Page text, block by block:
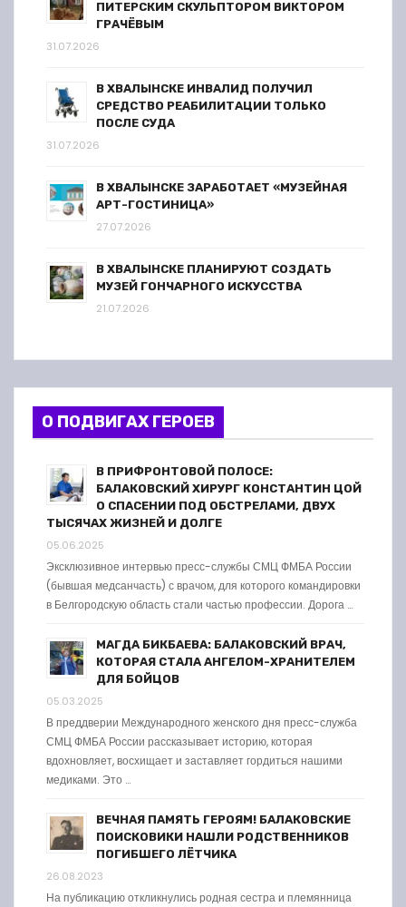
ПИТЕРСКИМ СКУЛЬПТОРОМ ВИКТОРОМ
ГРАЧЁВЫМ
31.07.2026
В ХВАЛЫНСКЕ ИНВАЛИД ПОЛУЧИЛ
СРЕДСТВО РЕАБИЛИТАЦИИ ТОЛЬКО
ПОСЛЕ СУДА
31.07.2026
В ХВАЛЫНСКЕ ЗАРАБОТАЕТ «МУЗЕЙНАЯ
АРТ-ГОСТИНИЦА»
27.07.2026
В ХВАЛЫНСКЕ ПЛАНИРУЮТ СОЗДАТЬ
МУЗЕЙ ГОНЧАРНОГО ИСКУССТВА
21.07.2026
О ПОДВИГАХ ГЕРОЕВ
В ПРИФРОНТОВОЙ ПОЛОСЕ:
БАЛАКОВСКИЙ ХИРУРГ КОНСТАНТИН ЦОЙ
О СПАСЕНИИ ПОД ОБСТРЕЛАМИ, ДВУХ
ТЫСЯЧАХ ЖИЗНЕЙ И ДОЛГЕ
05.06.2025
Эксклюзивное интервью пресс-службы СМЦ ФМБА России
(бывшая медсанчасть) с врачом, для которого командировки
в Белгородскую область стали частью профессии. Дорога …
МАГДА БИКБАЕВА: БАЛАКОВСКИЙ ВРАЧ,
КОТОРАЯ СТАЛА АНГЕЛОМ-ХРАНИТЕЛЕМ
ДЛЯ БОЙЦОВ
05.03.2025
В преддверии Международного женского дня пресс-служба
СМЦ ФМБА России рассказывает историю, которая
вдохновляет, восхищает и заставляет гордиться нашими
медиками. Это …
ВЕЧНАЯ ПАМЯТЬ ГЕРОЯМ! БАЛАКОВСКИЕ
ПОИСКОВИКИ НАШЛИ РОДСТВЕННИКОВ
ПОГИБШЕГО ЛЁТЧИКА
26.08.2023
На публикацию откликнулись родная сестра и племянница